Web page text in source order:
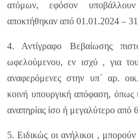
ατόμων, εφόσον
αποκτήθηκαν από 01.01.2024 –
4. Αντίγραφο Βεβαίωσης
ωφελούμενου, εν ισχύ , για
αναφερόμενες στην υπ΄ αρ.
κοινή υπουργική απόφαση, όπως
αναπηρίας ίσο ή μεγαλύτερο από
5. Ειδικώς οι ανήλικοι ,